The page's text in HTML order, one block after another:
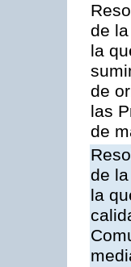
de
la
de
las
de
de
la